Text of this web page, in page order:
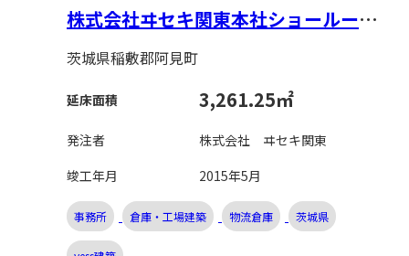
株式会社ヰセキ関東本社ショールーム
兼会議室棟・倉庫棟新築工事
茨城県稲敷郡阿見町
延床面積 3,261.25㎡
発注者
株式会社 ヰセキ関東
竣工年月
2015年5月
事務所 倉庫・工場建築 物流倉庫 茨城県